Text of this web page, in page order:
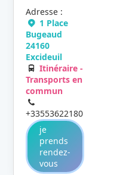
Adresse :
1 Place
Bugeaud
24160
Excideuil
Itinéraire -
Transports en
commun
+33553622180
je
prends
rendez-
vous